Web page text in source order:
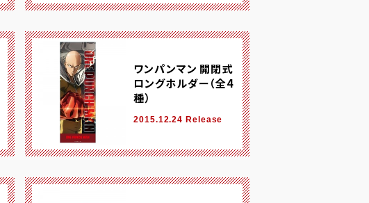
ワンパンマン 開閉式
ロングホルダー（全4
種）
2015.12.24 Release